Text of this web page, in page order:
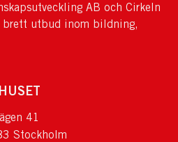
AB och Cirkeln
brett utbud inom bildning,
41
Stockholm